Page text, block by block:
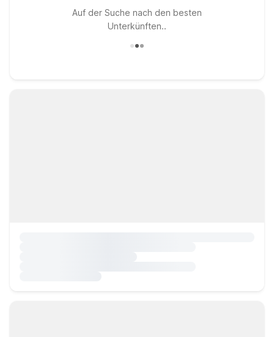
Auf der Suche nach den besten
Unterkünften..